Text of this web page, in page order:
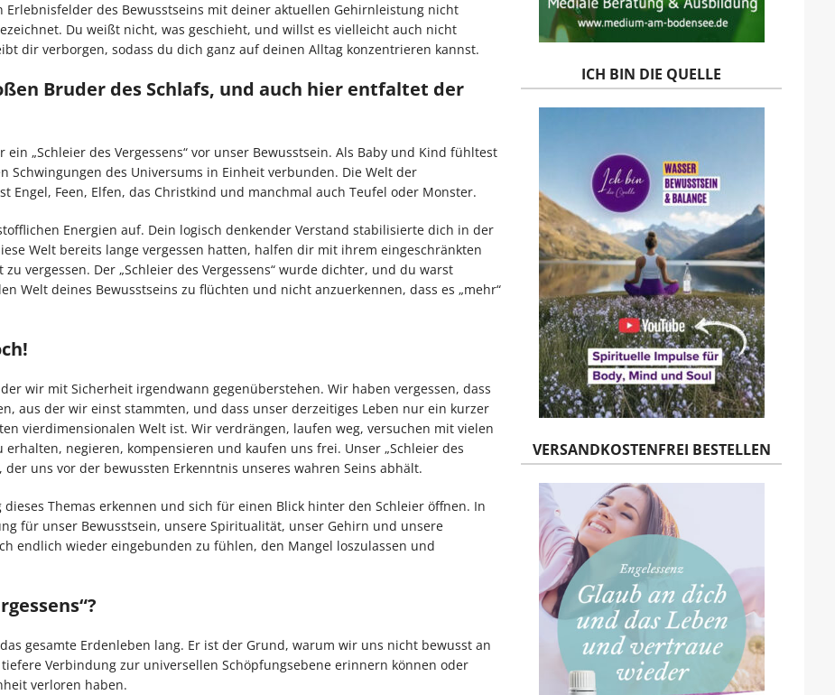
des Bewusstseins mit deiner aktuellen Gehirnleistung nicht
Du weißt nicht, was geschieht, und willst es vielleicht auch nicht
dir verborgen, sodass du dich ganz auf deinen Alltag konzentrieren kannst.
Bruder des Schlafs, und auch hier entfaltet der
„Schleier des Vergessens“ vor unser Bewusstsein. Als Baby und Kind fühltest
des Universums in Einheit verbunden. Die Welt der
Feen, Elfen, das Christkind und manchmal auch Teufel oder Monster.
Energien auf. Dein logisch denkender Verstand stabilisierte dich in der
Welt bereits lange vergessen hatten, halfen dir mit ihrem eingeschränkten
vergessen. Der „Schleier des Vergessens“ wurde dichter, und du warst
Welt deines Bewusstseins zu flüchten und nicht anzuerkennen, dass es „mehr“
wir mit Sicherheit irgendwann gegenüberstehen. Wir haben vergessen, dass
aus der wir einst stammten, und dass unser derzeitiges Leben nur ein kurzer
vierdimensionalen Welt ist. Wir verdrängen, laufen weg, versuchen mit vielen
negieren, kompensieren und kaufen uns frei. Unser „Schleier des
uns vor der bewussten Erkenntnis unseres wahren Seins abhält.
Themas erkennen und sich für einen Blick hinter den Schleier öffnen. In
für unser Bewusstsein, unsere Spiritualität, unser Gehirn und unsere
endlich wieder eingebunden zu fühlen, den Mangel loszulassen und
gesamte Erdenleben lang. Er ist der Grund, warum wir uns nicht bewusst an
Verbindung zur universellen Schöpfungsebene erinnern können oder
verloren haben.
ICH BIN DIE QUELLE
VERSANDKOSTENFREI BESTELLEN